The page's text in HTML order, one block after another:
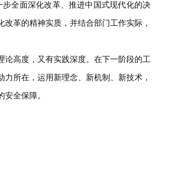
全面深化改革、推进中国式现代化的决
革的精神实质，并结合部门工作实际，
高度，又有实践深度。在下一阶段的工
所在，运用新理念、新机制、新技术，
全保障。